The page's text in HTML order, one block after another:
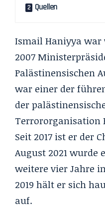
Quellen
Ismail Haniyya war
2007
Palästinensischen
war einer der
der
Terrororganisation
Seit 2017 ist er der
August 2021 wurde
weitere vier Jahre
2019 hält er sich
auf.